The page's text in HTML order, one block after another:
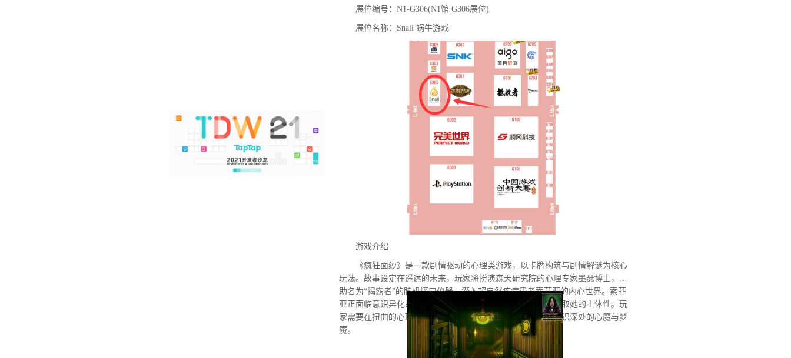
展位编号：N1-G306(N1馆 G306展位)
展位名称：Snail 蜗牛游戏
游戏介绍
《疯狂面纱》是一款剧情驱动的心理类游戏，以卡牌构筑与剧情解谜为核心
玩法。故事设定在遥远的未来，玩家将扮演森天研究院的心理专家墨瑟博士，借
助名为“揭露者”的脑机接口仪器，潜入超自然疾病患者索菲亚的内心世界。索菲
亚正面临意识异化的危机，隐藏在梦魇深处的外星意识试图夺取她的主体性。玩
家需要在扭曲的心理迷宫中进行探索与解谜，直面潜藏于她意识深处的心魔与梦
魇。